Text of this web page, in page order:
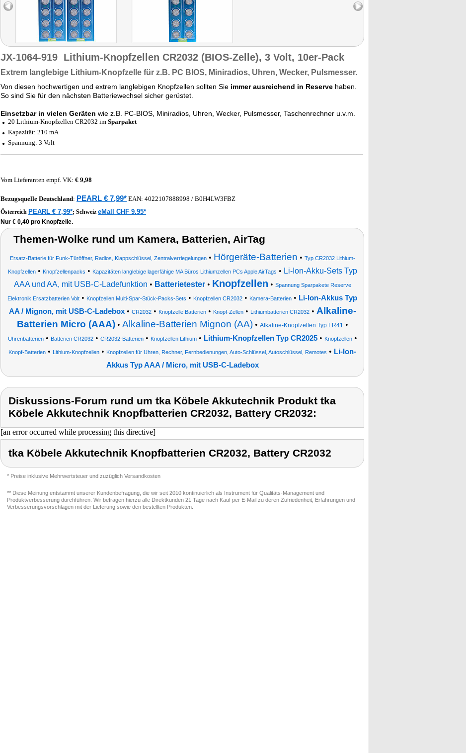
JX-1064-919 Lithium-Knopfzellen CR2032 (BIOS-Zelle), 3 Volt, 10er-Pack
Extrem langlebige Lithium-Knopfzelle für z.B. PC BIOS, Miniradios, Uhren, Wecker, Pulsmesser.
Von diesen hochwertigen und extrem langlebigen Knopfzellen sollten Sie immer ausreichend in Reserve haben.
So sind Sie für den nächsten Batteriewechsel sicher gerüstet.
Einsetzbar in vielen Geräten wie z.B. PC-BIOS, Miniradios, Uhren, Wecker, Pulsmesser, Taschenrechner u.v.m.
20 Lithium-Knopfzellen CR2032 im Sparpaket
Kapazität: 210 mA
Spannung: 3 Volt
Vom Lieferanten empf. VK: € 9,98
Bezugsquelle Deutschland: PEARL € 7,99* EAN: 4022107888998 / B0H4LW3FBZ
Österreich PEARL € 7,99*; Schweiz eMall CHF 9.95*
Nur € 0,40 pro Knopfzelle.
Themen-Wolke rund um Kamera, Batterien, AirTag
Ersatz-Batterie für Funk-Türöffner, Radios, Klappschlüssel, Zentralverriegelungen• Hörgeräte-Batterien • Typ CR2032 Lithium-
Knopfzellen• Knopfzellenpacks • Kapazitäten langlebige lagerfähige MA Büros Lithiumzellen PCs Apple AirTags • Li-Ion-Akku-Sets Typ
AAA und AA, mit USB-C-Ladefunktion • Batterietester• Knopfzellen • Spannung Sparpakete Reserve
Elektronik Ersatzbatterien Volt • Knopfzellen Multi-Spar-Stück-Packs-Sets • Knopfzellen CR2032 • Kamera-Batterien • Li-Ion-Akkus Typ
AA / Mignon, mit USB-C-Ladebox• CR2032• Knopfzelle Batterien• Knopf-Zellen• Lithiumbatterien CR2032• Alkaline-
Batterien Micro (AAA)• Alkaline-Batterien Mignon (AA)• Alkaline-Knopfzellen Typ LR41 •
Uhrenbatterien• Batterien CR2032• CR2032-Batterien• Knopfzellen Lithium• Lithium-Knopfzellen Typ CR2025• Knopfzellen•
Knopf-Batterien • Lithium-Knopfzellen • Knopfzellen für Uhren, Rechner, Fernbedienungen, Auto-Schlüssel, Autoschlüssel, Remotes • Li-Ion-
Akkus Typ AAA / Micro, mit USB-C-Ladebox
Diskussions-Forum rund um tka Köbele Akkutechnik Produkt tka
Köbele Akkutechnik Knopfbatterien CR2032, Battery CR2032:
[an error occurred while processing this directive]
tka Köbele Akkutechnik Knopfbatterien CR2032, Battery CR2032
* Preise inklusive Mehrwertsteuer und zuzüglich Versandkosten
** Diese Meinung entstammt unserer Kundenbefragung, die wir seit 2010 kontinuierlich als Instrument für Qualitäts-Management und
Produktverbesserung durchführen. Wir befragen hierzu alle Direktkunden 21 Tage nach Kauf per E-Mail zu deren Zufriedenheit, Erfahrungen und
Verbesserungsvorschlägen mit der Lieferung sowie den bestellten Produkten.